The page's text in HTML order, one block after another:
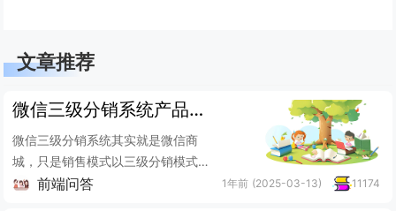
文章推荐
微信三级分销系统产品详情页怎么开发?
微信三级分销系统其实就是微信商
城，只是销售模式以三级分销模式为
主。针对产品详情页，微信三级分销
前端问答 1年前 (2025-03-13) 11174